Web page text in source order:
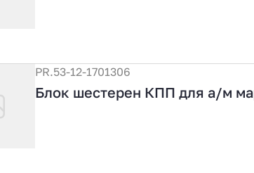
PR.53-12-1701306
Блок шестерен КПП для а/м